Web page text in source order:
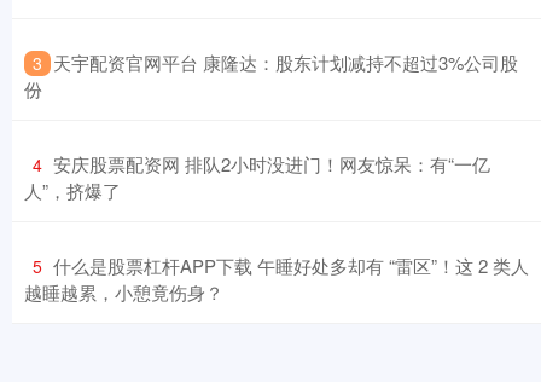
3 ​天宇配资官网平台 康隆达：股东计划减持不超过3%公司股
份
4 ​安庆股票配资网 排队2小时没进门！网友惊呆：有“一亿
人”，挤爆了
5 ​什么是股票杠杆APP下载 午睡好处多却有 “雷区”！这 2 类人
越睡越累，小憩竟伤身？